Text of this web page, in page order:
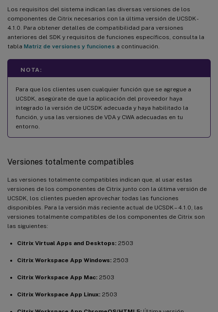
Los requisitos del sistema indican las diversas versiones de los
componentes de Citrix necesarios con la última versión de UCSDK -
4.1.0. Para obtener detalles de compatibilidad para versiones
anteriores del SDK y requisitos de funciones específicos, consulta la
tabla Matriz de versiones y funciones a continuación.
NOTA:
Para que los clientes usen cualquier función que se agregue a
UCSDK, asegúrate de que la aplicación del proveedor haya
integrado la versión de UCSDK adecuada y haya habilitado la
función, y usa las versiones de VDA y CWA adecuadas en tu
entorno.
Versiones totalmente compatibles
Las versiones totalmente compatibles indican que, al usar estas
versiones de los componentes de Citrix junto con la última versión de
UCSDK, los clientes pueden aprovechar todas las funciones
disponibles. Para la versión más reciente actual de UCSDK – 4.1.0, las
versiones totalmente compatibles de los componentes de Citrix son
las siguientes:
Citrix Virtual Apps and Desktops: 2503
Citrix Workspace App Windows: 2503
Citrix Workspace App Mac: 2503
Citrix Workspace App Linux: 2503